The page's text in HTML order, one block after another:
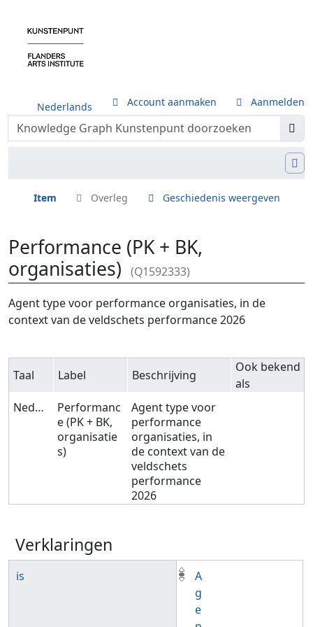
Nederlands Account aanmaken Aanmelden
Item Overleg Geschiedenis weergeven
Performance (PK + BK,
organisaties)
(Q1592333)
Ga naar:navigatie,zoeken
Agent type voor performance organisaties, in de
context van de veldschets performance 2026
Taal Label Beschrijving
Ook bekend
als
Nederlands
Performanc
e (PK + BK,
organisatie
s)
Agent type voor
performance
organisaties, in
de context van de
veldschets
performance
2026
Verklaringen
is
A
g
e